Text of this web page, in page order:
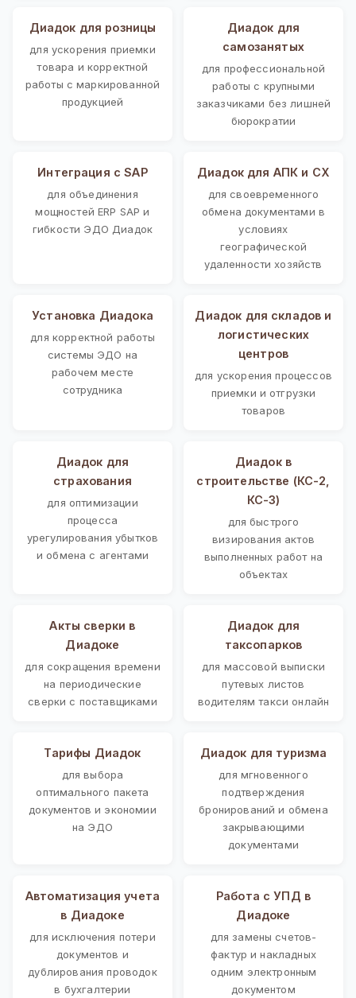
Диадок для розницы
для ускорения приемки
товара и корректной
работы с маркированной
продукцией
Диадок для
самозанятых
для профессиональной
работы с крупными
заказчиками без лишней
бюрократии
Интеграция с SAP
для объединения
мощностей ERP SAP и
гибкости ЭДО Диадок
Диадок для АПК и СХ
для своевременного
обмена документами в
условиях
географической
удаленности хозяйств
Установка Диадока
для корректной работы
системы ЭДО на
рабочем месте
сотрудника
Диадок для складов и
логистических
центров
для ускорения процессов
приемки и отгрузки
товаров
Диадок для
страхования
для оптимизации
процесса
урегулирования убытков
и обмена с агентами
Диадок в
строительстве (КС-2,
КС-3)
для быстрого
визирования актов
выполненных работ на
объектах
Акты сверки в
Диадоке
для сокращения времени
на периодические
сверки с поставщиками
Диадок для
таксопарков
для массовой выписки
путевых листов
водителям такси онлайн
Тарифы Диадок
для выбора
оптимального пакета
документов и экономии
на ЭДО
Диадок для туризма
для мгновенного
подтверждения
бронирований и обмена
закрывающими
документами
Автоматизация учета
в Диадоке
для исключения потери
документов и
дублирования проводок
в бухгалтерии
Работа с УПД в
Диадоке
для замены счетов-
фактур и накладных
одним электронным
документом